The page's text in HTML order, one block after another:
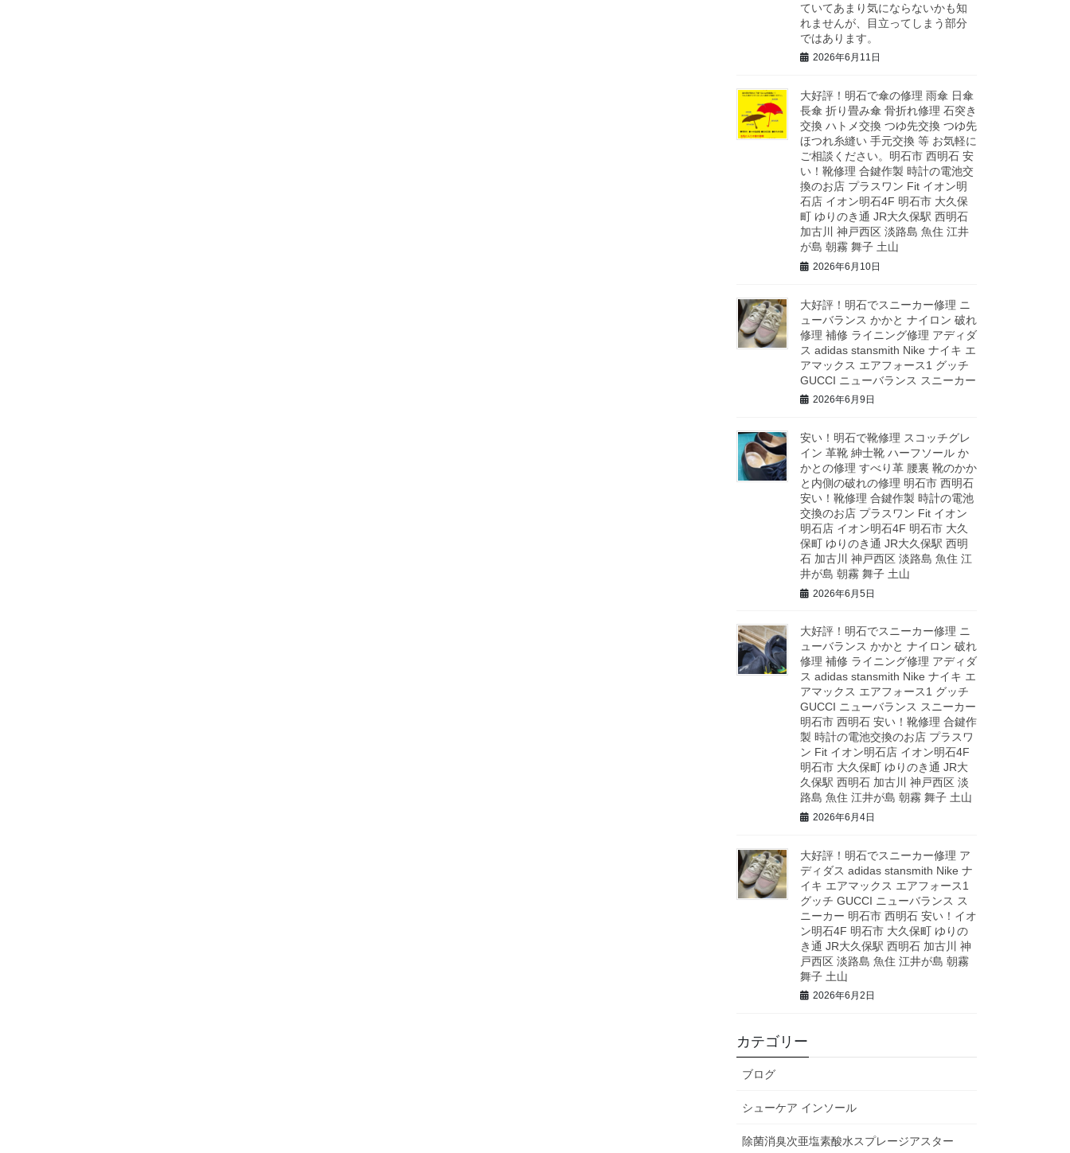
ていてあまり気にならないかも知
れませんが、目立ってしまう部分
ではあります。
2026年6月11日
大好評！明石で傘の修理 雨傘 日傘
長傘 折り畳み傘 骨折れ修理 石突き
交換 ハトメ交換 つゆ先交換 つゆ先
ほつれ糸縫い 手元交換 等 お気軽に
ご相談ください。明石市 西明石 安
い！靴修理 合鍵作製 時計の電池交
換のお店 プラスワン Fit イオン明
石店 イオン明石4F 明石市 大久保
町 ゆりのき通 JR大久保駅 西明石
加古川 神戸西区 淡路島 魚住 江井
が島 朝霧 舞子 土山
2026年6月10日
大好評！明石でスニーカー修理 ニ
ューバランス かかと ナイロン 破れ
修理 補修 ライニング修理 アディダ
ス adidas stansmith Nike ナイキ エ
アマックス エアフォース1 グッチ
GUCCI ニューバランス スニーカー
2026年6月9日
安い！明石で靴修理 スコッチグレ
イン 革靴 紳士靴 ハーフソール か
かとの修理 すべり革 腰裏 靴のかか
と内側の破れの修理 明石市 西明石
安い！靴修理 合鍵作製 時計の電池
交換のお店 プラスワン Fit イオン
明石店 イオン明石4F 明石市 大久
保町 ゆりのき通 JR大久保駅 西明
石 加古川 神戸西区 淡路島 魚住 江
井が島 朝霧 舞子 土山
2026年6月5日
大好評！明石でスニーカー修理 ニ
ューバランス かかと ナイロン 破れ
修理 補修 ライニング修理 アディダ
ス adidas stansmith Nike ナイキ エ
アマックス エアフォース1 グッチ
GUCCI ニューバランス スニーカー
明石市 西明石 安い！靴修理 合鍵作
製 時計の電池交換のお店 プラスワ
ン Fit イオン明石店 イオン明石4F
明石市 大久保町 ゆりのき通 JR大
久保駅 西明石 加古川 神戸西区 淡
路島 魚住 江井が島 朝霧 舞子 土山
2026年6月4日
大好評！明石でスニーカー修理 ア
ディダス adidas stansmith Nike ナ
イキ エアマックス エアフォース1
グッチ GUCCI ニューバランス ス
ニーカー 明石市 西明石 安い！イオ
ン明石4F 明石市 大久保町 ゆりの
き通 JR大久保駅 西明石 加古川 神
戸西区 淡路島 魚住 江井が島 朝霧
舞子 土山
2026年6月2日
カテゴリー
ブログ
シューケア インソール
除菌消臭次亜塩素酸水スプレージアスター